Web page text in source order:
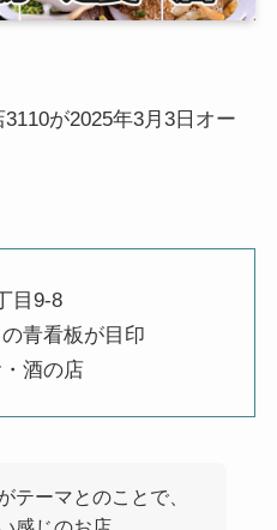
が2025年3月3日オー
目9-8
青看板が目印
酒の店
テーマとのことで、